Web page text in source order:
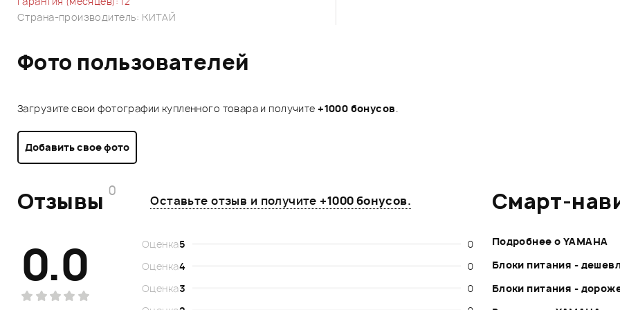
Страна-производитель: КИТАЙ
Фото пользователей
Загрузите свои фотографии купленного товара и получите+1000 бонусов.
Добавить свое фото
Отзывы 0
Оставьте отзыв и получите +1000 бонусов.
0.0 Оценка5
0
Оценка4
0
Оценка3
0
Смарт-
Подробнее о YAMAHA
Блоки питания -
Блоки питания -